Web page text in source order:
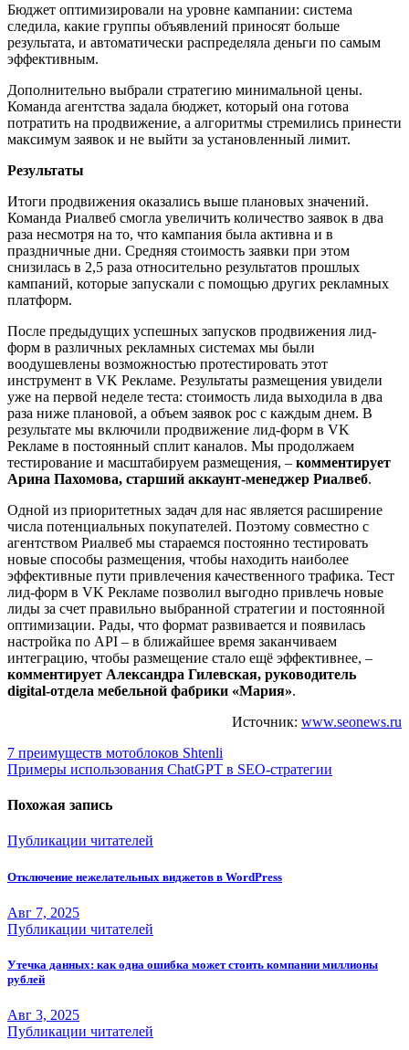
Бюджет оптимизировали на уровне кампании: система
следила, какие группы объявлений приносят больше
результата, и автоматически распределяла деньги по самым
эффективным.
Дополнительно выбрали стратегию минимальной цены.
Команда агентства задала бюджет, который она готова
потратить на продвижение, а алгоритмы стремились принести
максимум заявок и не выйти за установленный лимит.
Результаты
Итоги продвижения оказались выше плановых значений.
Команда Риалвеб смогла увеличить количество заявок в два
раза несмотря на то, что кампания была активна и в
праздничные дни. Средняя стоимость заявки при этом
снизилась в 2,5 раза относительно результатов прошлых
кампаний, которые запускали с помощью других рекламных
платформ.
После предыдущих успешных запусков продвижения лид-
форм в различных рекламных системах мы были
воодушевлены возможностью протестировать этот
инструмент в VK Рекламе. Результаты размещения увидели
уже на первой неделе теста: стоимость лида выходила в два
раза ниже плановой, а объем заявок рос с каждым днем. В
результате мы включили продвижение лид-форм в VK
Рекламе в постоянный сплит каналов. Мы продолжаем
тестирование и масштабируем размещения, – комментирует
Арина Пахомова, старший аккаунт-менеджер Риалвеб.
Одной из приоритетных задач для нас является расширение
числа потенциальных покупателей. Поэтому совместно с
агентством Риалвеб мы стараемся постоянно тестировать
новые способы размещения, чтобы находить наиболее
эффективные пути привлечения качественного трафика. Тест
лид-форм в VK Рекламе позволил выгодно привлечь новые
лиды за счет правильно выбранной стратегии и постоянной
оптимизации. Рады, что формат развивается и появилась
настройка по API – в ближайшее время заканчиваем
интеграцию, чтобы размещение стало ещё эффективнее, –
комментирует Александра Гилевская, руководитель
digital-отдела мебельной фабрики «Мария».
Источник: www.seonews.ru
Навигация
по
записям
7 преимуществ мотоблоков Shtenli
Примеры использования ChatGPT в SEO-стратегии
Похожая запись
Публикации читателей
Отключение нежелательных виджетов в WordPress
Авг 7, 2025
Публикации читателей
Утечка данных: как одна ошибка может стоить компании миллионы
рублей
Авг 3, 2025
Публикации читателей